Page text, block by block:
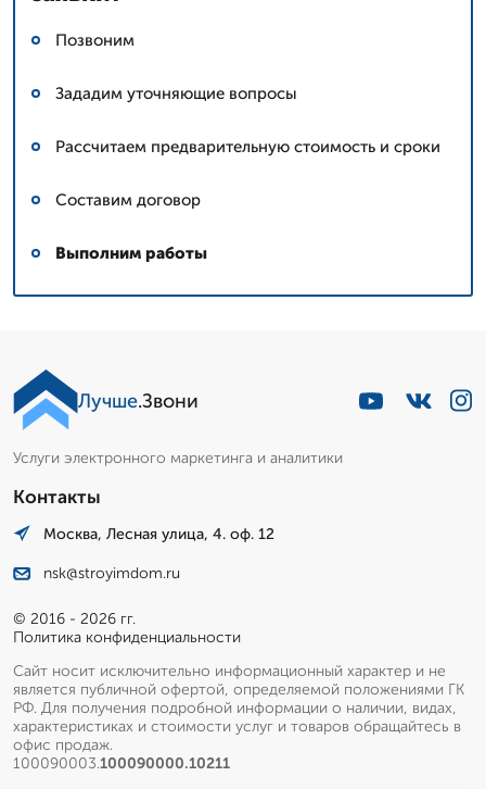
Позвоним
Зададим уточняющие вопросы
Рассчитаем предварительную стоимость и сроки
Составим договор
Выполним работы
Лучше.Звони
Услуги электронного маркетинга и аналитики
Контакты
Москва, Лесная улица, 4. оф. 12
nsk@stroyimdom.ru
© 2016 - 2026 гг.
Политика конфиденциальности
Сайт носит исключительно информационный характер и не
является публичной офертой, определяемой положениями ГК
РФ. Для получения подробной информации о наличии, видах,
характеристиках и стоимости услуг и товаров обращайтесь в
офис продаж.
100090003.100090000.10211